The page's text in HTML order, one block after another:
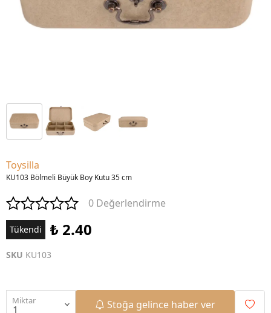
Toysilla
KU103 Bölmeli Büyük Boy Kutu 35 cm
0 Değerlendirme
Tükendi ₺ 2.40
SKU KU103
Miktar Stoğa gelince haber ver